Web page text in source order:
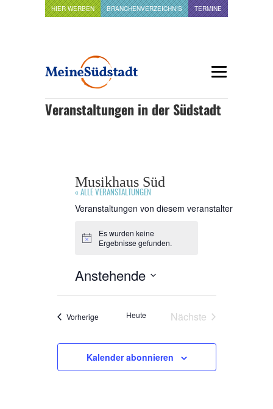
HIER WERBEN BRANCHENVERZEICHNIS TERMINE
Veranstaltungen in der Südstadt
Musikhaus Süd
« ALLE VERANSTALTUNGEN
Veranstaltungen von diesem veranstalter
Hinweis
Es wurden keine
Ergebnisse gefunden.
Anstehende
VorherigeVeranstaltungen
Heute
Nächste
Kalender abonnieren